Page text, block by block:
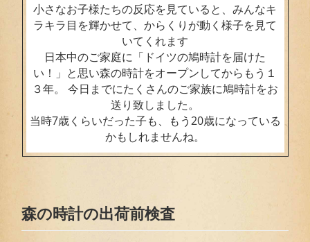
小さなお子様たちの反応を見ていると、みんなキ
ラキラ目を輝かせて、からくりが動く様子を見て
いてくれます
日本中のご家庭に「ドイツの鳩時計を届けた
い！」と思い森の時計をオープンしてからもう１
３年。 今日までにたくさんのご家族に鳩時計をお
送り致しました。
当時7歳くらいだった子も、もう20歳になっている
かもしれませんね。
森の時計の出荷前検査